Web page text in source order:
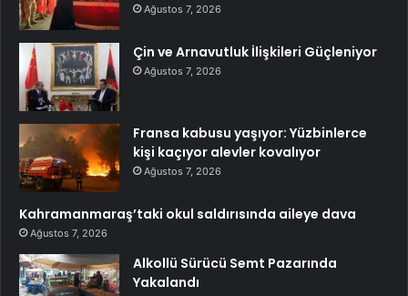
Ağustos 7, 2026
Çin ve Arnavutluk İlişkileri Güçleniyor
Ağustos 7, 2026
Fransa kabusu yaşıyor: Yüzbinlerce
kişi kaçıyor alevler kovalıyor
Ağustos 7, 2026
Kahramanmaraş’taki okul saldırısında aileye dava
Ağustos 7, 2026
Alkollü Sürücü Semt Pazarında
Yakalandı